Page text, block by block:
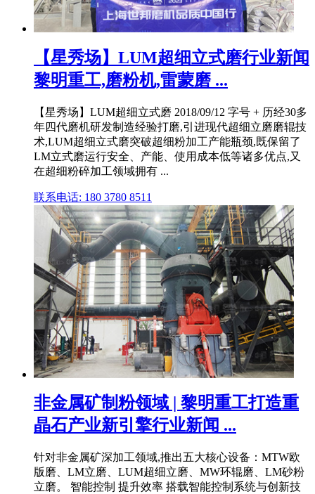
【星秀场】LUM超细立式磨行业新闻
黎明重工,磨粉机,雷蒙磨 ...
【星秀场】LUM超细立式磨 2018/09/12 字号 + 历经30多
年四代磨机研发制造经验打磨,引进现代超细立磨磨辊技
术,LUM超细立式磨突破超细粉加工产能瓶颈,既保留了
LM立式磨运行安全、产能、使用成本低等诸多优点,又
在超细粉碎加工领域拥有 ...
联系电话: 180 3780 8511
非金属矿制粉领域 | 黎明重工打造重
晶石产业新引擎行业新闻 ...
针对非金属矿深加工领域,推出五大核心设备：MTW欧
版磨、LM立磨、LUM超细立磨、MW环辊磨、LM砂粉
立磨。 智能控制 提升效率 搭载智能控制系统与创新技